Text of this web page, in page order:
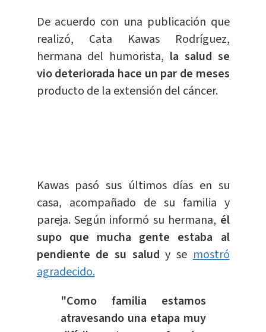
De acuerdo con una publicación que
realizó, Cata Kawas Rodríguez,
hermana del humorista, la salud se
vio deteriorada hace un par de meses
producto de la extensión del cáncer.
Kawas pasó sus últimos días en su
casa, acompañado de su familia y
pareja. Según informó su hermana, él
supo que mucha gente estaba al
pendiente de su salud y semostró
agradecido.
"Como familia estamos
atravesando una etapa muy